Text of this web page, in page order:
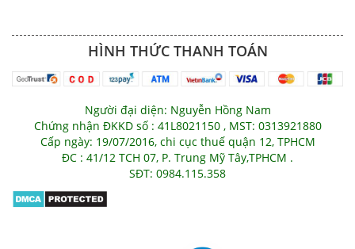
HÌNH THỨC THANH TOÁN
Người đại diện: Nguyễn Hồng Nam
Chứng nhận ĐKKD số : 41L8021150 , MST: 0313921880
Cấp ngày: 19/07/2016, chi cục thuế quận 12, TPHCM
ĐC : 41/12 TCH 07, P. Trung Mỹ Tây,TPHCM .
SĐT: 0984.115.358